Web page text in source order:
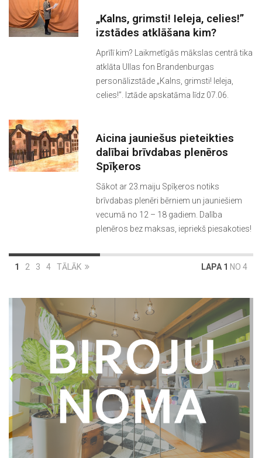
„Kalns, grimsti! Ieleja, celies!”
izstādes atklāšana kim?
Aprīlī kim? Laikmetīgās mākslas centrā tika
atklāta Ullas fon Brandenburgas
personālizstāde „Kalns, grimsti! Ieleja,
celies!”. Iztāde apskatāma līdz 07.06.
Aicina jauniešus pieteikties
dalībai brīvdabas plenēros
Spīķeros
Sākot ar 23.maiju Spīķeros notiks
brīvdabas plenēri bērniem un jauniešiem
vecumā no 12 – 18 gadiem. Dalība
plenēros bez maksas, iepriekš piesakoties!
1 2 3 4 TĀLĀK LAPA 1 NO 4